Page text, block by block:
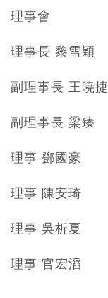
理事會
理事長 黎雪穎
副理事長 王曉捷
副理事長 梁臻
理事 鄧國豪
理事 陳安琦
理事 吳析夏
理事 官宏滔